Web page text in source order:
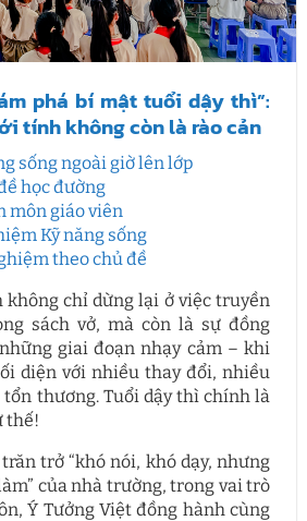
phá bí mật tuổi dậy thì”:
tính không còn là rào cản
sống ngoài giờ lên lớp
học đường
môn giáo viên
Kỹ năng sống
theo chủ đề
không chỉ dừng lại ở việc truyền
sách vở, mà còn là sự đồng
giai đoạn nhạy cảm – khi
diện với nhiều thay đổi, nhiều
tổn thương. Tuổi dậy thì chính là
thế!
trở “khó nói, khó dạy, nhưng
của nhà trường, trong vai trò
Ý Tưởng Việt đồng hành cùng